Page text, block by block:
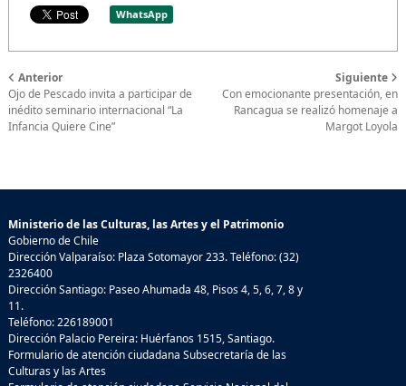
WhatsApp
Anterior
Ojo de Pescado invita a participar de
inédito seminario internacional “La
Infancia Quiere Cine”
Siguiente
Con emocionante presentación, en
Rancagua se realizó homenaje a
Margot Loyola
Ministerio de las Culturas, las Artes y el Patrimonio
Gobierno de Chile
Dirección Valparaíso: Plaza Sotomayor 233. Teléfono: (32)
2326400
Dirección Santiago: Paseo Ahumada 48, Pisos 4, 5, 6, 7, 8 y
11.
Teléfono: 226189001
Dirección Palacio Pereira: Huérfanos 1515, Santiago.
Formulario de atención ciudadana Subsecretaría de las
Culturas y las Artes